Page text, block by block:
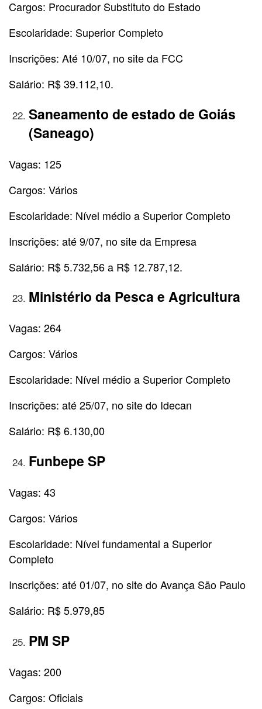
Cargos: Procurador Substituto do Estado
Escolaridade: Superior Completo
Inscrições: Até 10/07, no site da FCC
Salário: R$ 39.112,10.
Saneamento de estado de Goiás
(Saneago)
Vagas: 125
Cargos: Vários
Escolaridade: Nível médio a Superior Completo
Inscrições: até 9/07, no site da Empresa
Salário: R$ 5.732,56 a R$ 12.787,12.
Ministério da Pesca e Agricultura
Vagas: 264
Cargos: Vários
Escolaridade: Nível médio a Superior Completo
Inscrições: até 25/07, no site do Idecan
Salário: R$ 6.130,00
Funbepe SP
Vagas: 43
Cargos: Vários
Escolaridade: Nível fundamental a Superior
Completo
Inscrições: até 01/07, no site do Avança São Paulo
Salário: R$ 5.979,85
PM SP
Vagas: 200
Cargos: Oficiais